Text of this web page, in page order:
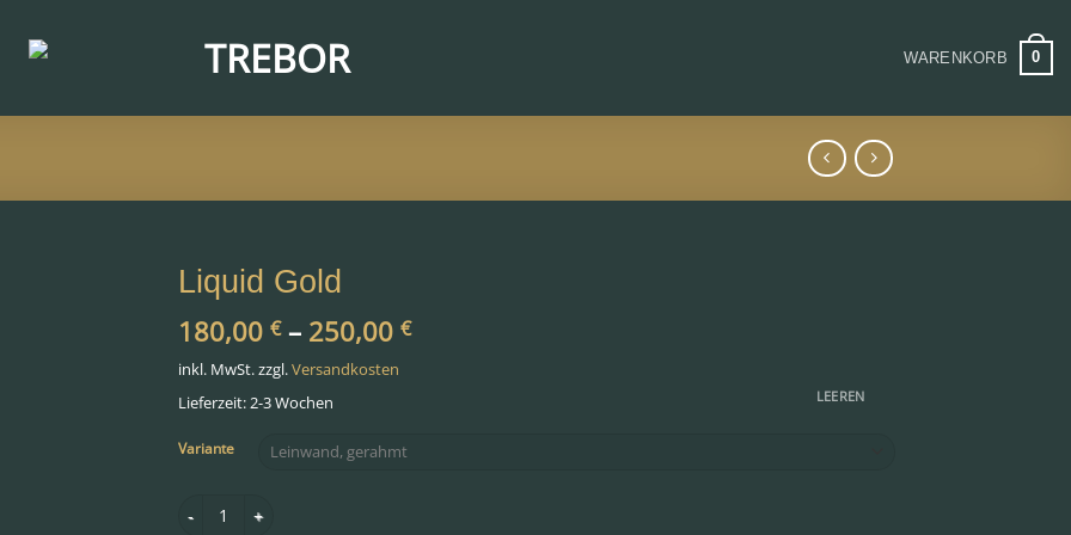
WARENKORB 0
Liquid Gold
180,00 €– 250,00 €
inkl. MwSt.zzgl.Versandkosten
Lieferzeit: 2-3 Wochen
Variante
LEEREN
Liquid Gold Menge